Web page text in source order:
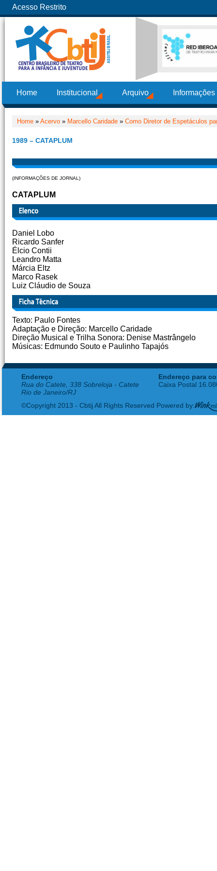
Acesso Restrito
Home Institucional Arquivo
Home » Acervo » Marcello Caridade » Como Diretor de Espetáculos
1989 – CATAPLUM
(INFORMAÇÕES DE JORNAL)
CATAPLUM
Daniel Lobo
Ricardo Sanfer
Élcio Contii
Leandro Matta
Márcia Eltz
Marco Rasek
Luiz Cláudio de Souza
Texto: Paulo Fontes
Adaptação e Direção: Marcello Caridade
Direção Musical e Trilha Sonora: Denise Mastrângelo
Músicas: Edmundo Souto e Paulinho Tapajós
Endereço
Rua do Catete, 338 Sobreloja - Catete
Rio de Janeiro/RJ
Endereço para
Caixa Postal
©Copyright 2013 - Cbtij All Rights Reserved Powered by: